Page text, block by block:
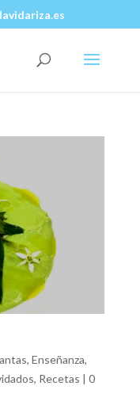
, Enseñanza,
, Recetas | 0